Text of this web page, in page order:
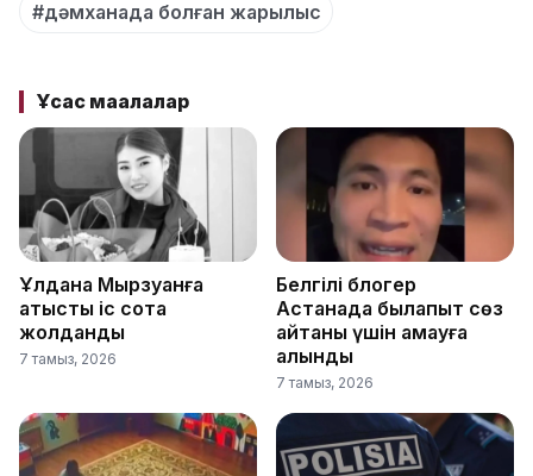
#дәмханада болған жарылыс
Ұқсас мақалалар
Ұлдана Мырзуанға
қатысты іс сотқа
жолданды
7 тамыз, 2026
Белгілі блогер
Астанада былапыт сөз
айтқаны үшін қамауға
алынды
7 тамыз, 2026